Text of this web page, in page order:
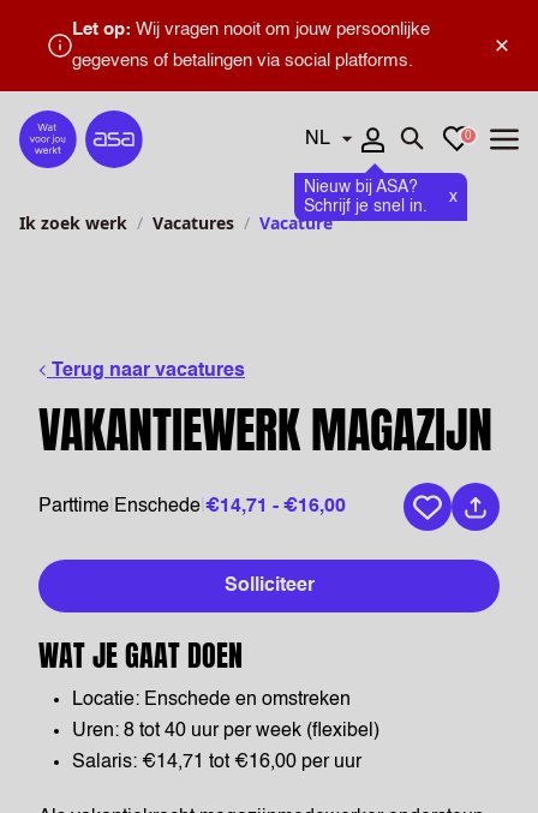
×
Let op: Wij vragen nooit om jouw persoonlijke
gegevens of betalingen via social platforms.
Home
Talen
Nieuw bij ASA?
Schrijf je snel in.
x
Zoeken openen
Favorieten
0
Ik zoek werk Vacatures Vacature
Terug naar vacatures
VAKANTIEWERK MAGAZIJN
Parttime Enschede €14,71 - €16,00
Bewaar
Solliciteer
WAT JE GAAT DOEN
Locatie: Enschede en omstreken
Uren: 8 tot 40 uur per week (flexibel)
Salaris: €14,71 tot €16,00 per uur